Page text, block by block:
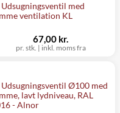
Udsugningsventil med
ventilation KL
pr. stk. | inkl. moms fra
67,00 kr.
Udsugningsventil Ø100 med
lavt lydniveau, RAL
- Alnor